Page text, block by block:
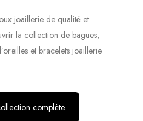
joaillerie de qualité et
la collection de bagues,
et bracelets joaillerie
complète